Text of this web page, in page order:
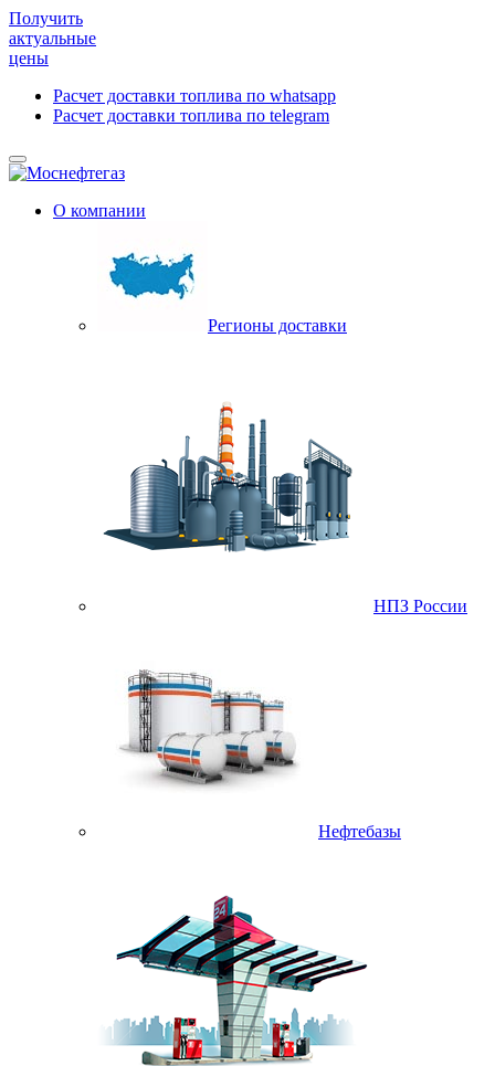
Получить
актуальные
цены
Расчет доставки топлива по whatsapp
Расчет доставки топлива по telegram
О компании
Регионы доставки
НПЗ России
Нефтебазы